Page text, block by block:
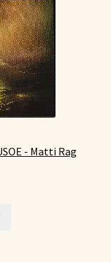
- Matti Rag